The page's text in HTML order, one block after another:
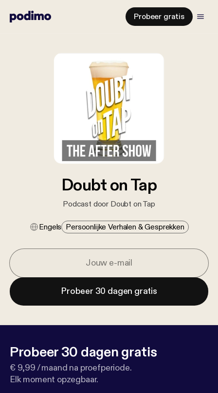
Probeer gratis
Doubt on Tap
Podcast door Doubt on Tap
Engels Persoonlijke Verhalen & Gesprekken
Probeer 30 dagen gratis
Probeer 30 dagen gratis
€ 9,99 / maand na proefperiode.
Elk moment opzegbaar.